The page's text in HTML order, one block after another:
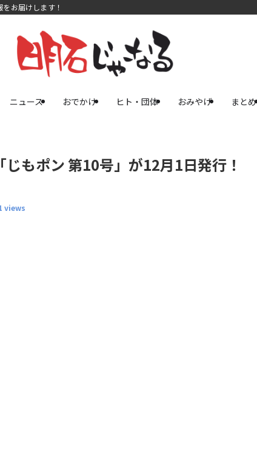
お届けします！
ニュース おでかけ ヒト・団体 おみやげ まとめ
もポン 第10号」が12月1日発行！
views